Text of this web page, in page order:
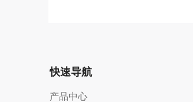
快速导航
产品中心